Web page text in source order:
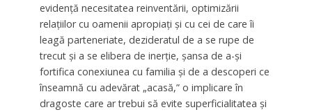
evidenţă necesitatea reinventării, optimizării
relaţiilor cu oamenii apropiaţi şi cu cei de care îi
leagă parteneriate, dezideratul de a se rupe de
trecut şi a se elibera de inerţie, şansa de a-și
fortifica conexiunea cu familia şi de a descoperi ce
înseamnă cu adevărat „acasă,” o implicare în
dragoste care ar trebui să evite superficialitatea şi